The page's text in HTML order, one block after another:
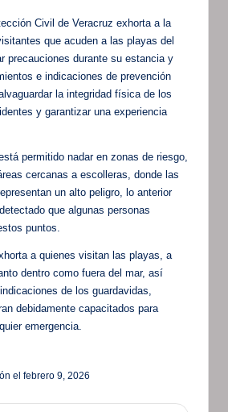
Civil de Veracruz exhorta a la
que acuden a las playas del
precauciones durante su estancia y
e indicaciones de prevención
la integridad física de los
y garantizar una experiencia
permitido nadar en zonas de riesgo,
cercanas a escolleras, donde las
un alto peligro, lo anterior
que algunas personas
puntos.
a quienes visitan las playas, a
dentro como fuera del mar, así
de los guardavidas,
debidamente capacitados para
emergencia.
el febrero 9, 2026